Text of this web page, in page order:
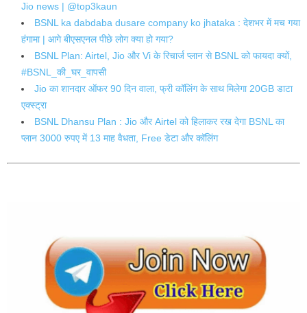
Jio news | @top3kaun
BSNL ka dabdaba dusare company ko jhataka : देशभर में मच गया
हंगामा | आगे बीएसएनल पीछे लोग क्या हो गया?
BSNL Plan: Airtel, Jio और Vi के रिचार्ज प्लान से BSNL को फायदा क्यों,
#BSNL_की_घर_वापसी
Jio का शानदार ऑफर 90 दिन वाला, फ्री कॉलिंग के साथ मिलेगा 20GB डाटा
एक्स्ट्रा
BSNL Dhansu Plan : Jio और Airtel को हिलाकर रख देगा BSNL का
प्लान 3000 रुपए में 13 माह वैधता, Free डेटा और कॉलिंग